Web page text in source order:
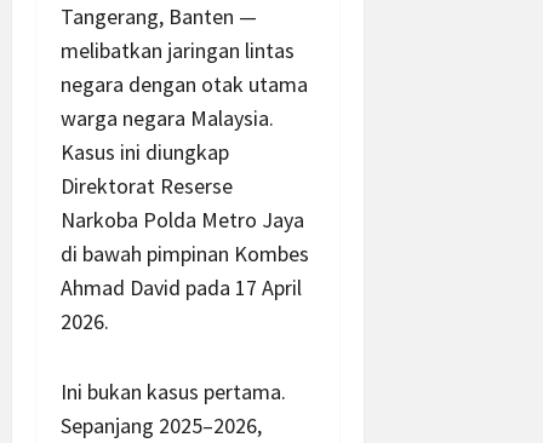
Tangerang, Banten —
melibatkan jaringan lintas
negara dengan otak utama
warga negara Malaysia.
Kasus ini diungkap
Direktorat Reserse
Narkoba Polda Metro Jaya
di bawah pimpinan Kombes
Ahmad David pada 17 April
2026.
Ini bukan kasus pertama.
Sepanjang 2025–2026,